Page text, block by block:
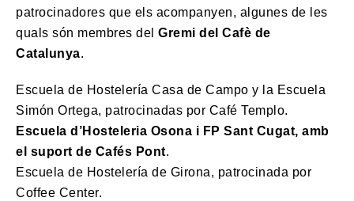
patrocinadores que els acompanyen, algunes de les
quals són membres del Gremi del Cafè de
Catalunya.
Escuela de Hostelería Casa de Campo y la Escuela
Simón Ortega, patrocinadas por Café Templo.
Escuela d’Hosteleria Osona i FP Sant Cugat, amb
el suport de Cafés Pont.
Escuela de Hostelería de Girona, patrocinada por
Coffee Center.